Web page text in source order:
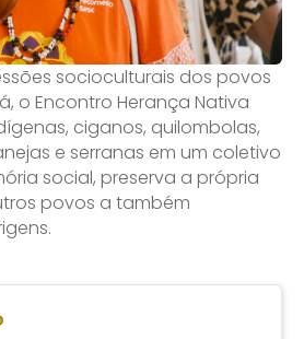
socioculturais dos povos
o Encontro Herança Nativa
ciganos, quilombolas,
e serranas em um coletivo
social, preserva a própria
povos a também